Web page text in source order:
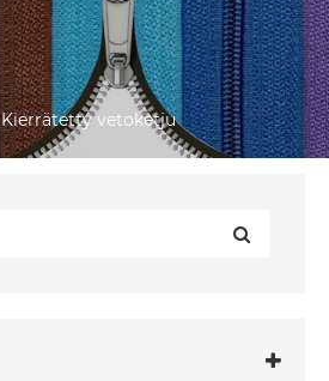
Kierrätetty vetoketju